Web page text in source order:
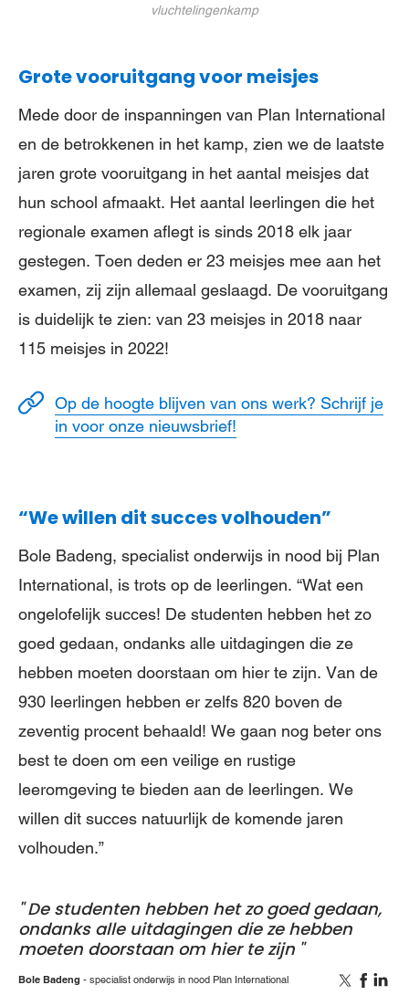
vluchtelingenkamp
Grote vooruitgang voor meisjes
Mede door de inspanningen van Plan International
en de betrokkenen in het kamp, zien we de laatste
jaren grote vooruitgang in het aantal meisjes dat
hun school afmaakt. Het aantal leerlingen die het
regionale examen aflegt is sinds 2018 elk jaar
gestegen. Toen deden er 23 meisjes mee aan het
examen, zij zijn allemaal geslaagd. De vooruitgang
is duidelijk te zien: van 23 meisjes in 2018 naar
115 meisjes in 2022!
Op de hoogte blijven van ons werk? Schrijf je
in voor onze nieuwsbrief!
“We willen dit succes volhouden”
Bole Badeng, specialist onderwijs in nood bij Plan
International, is trots op de leerlingen. “Wat een
ongelofelijk succes! De studenten hebben het zo
goed gedaan, ondanks alle uitdagingen die ze
hebben moeten doorstaan om hier te zijn. Van de
930 leerlingen hebben er zelfs 820 boven de
zeventig procent behaald! We gaan nog beter ons
best te doen om een veilige en rustige
leeromgeving te bieden aan de leerlingen. We
willen dit succes natuurlijk de komende jaren
volhouden.”
De studenten hebben het zo goed gedaan,
ondanks alle uitdagingen die ze hebben
moeten doorstaan om hier te zijn
Bole Badeng specialist onderwijs in nood Plan International